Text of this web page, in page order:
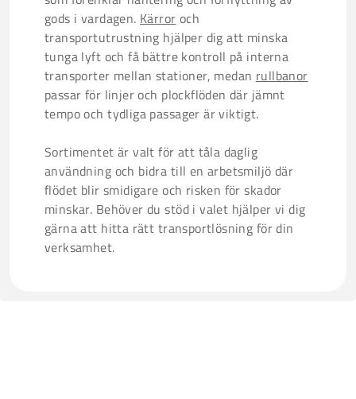
gods i vardagen. Kärror och
transportutrustning hjälper dig att minska
tunga lyft och få bättre kontroll på interna
transporter mellan stationer, medan rullbanor
passar för linjer och plockflöden där jämnt
tempo och tydliga passager är viktigt.
Sortimentet är valt för att tåla daglig
användning och bidra till en arbetsmiljö där
flödet blir smidigare och risken för skador
minskar. Behöver du stöd i valet hjälper vi dig
gärna att hitta rätt transportlösning för din
verksamhet.